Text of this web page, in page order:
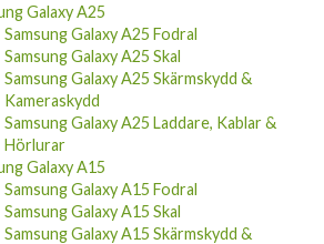
Galaxy A25
Samsung Galaxy A25 Fodral
Samsung Galaxy A25 Skal
Samsung Galaxy A25 Skärmskydd &
Kameraskydd
Samsung Galaxy A25 Laddare, Kablar &
Hörlurar
Galaxy A15
Samsung Galaxy A15 Fodral
Samsung Galaxy A15 Skal
Samsung Galaxy A15 Skärmskydd &